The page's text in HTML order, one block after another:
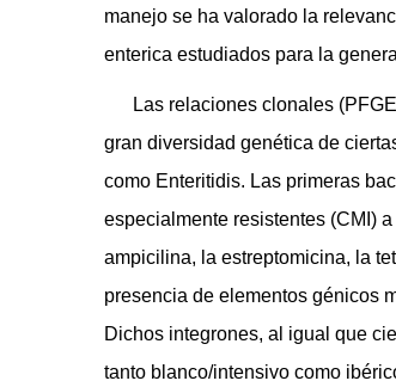
manejo se ha valorado la
enterica estudiados para la
Las relaciones clonales
gran diversidad genética de
como Enteritidis. Las primeras
especialmente resistentes (CMI)
ampicilina, la estreptomicina, la
presencia de elementos génicos
Dichos integrones, al igual que
tanto blanco/intensivo como